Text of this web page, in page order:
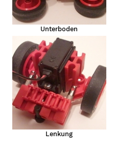
Unterboden
Lenkung